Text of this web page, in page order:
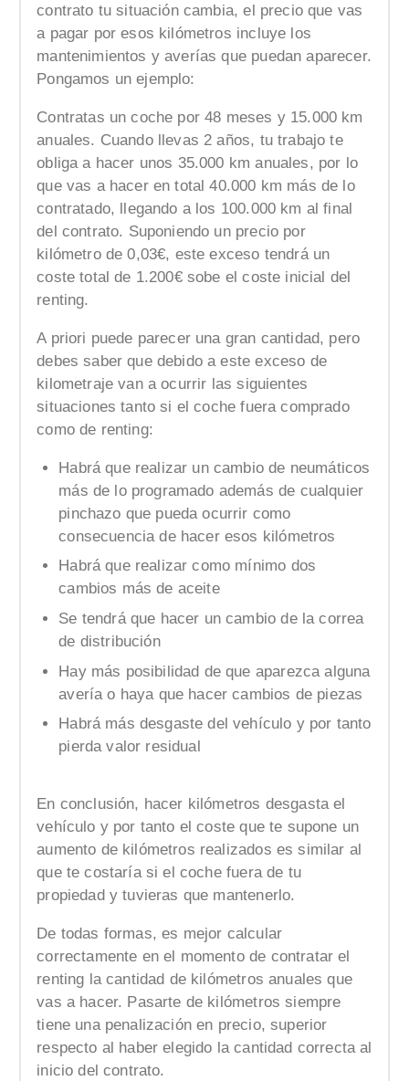
contrato tu situación cambia, el precio que vas
a pagar por esos kilómetros incluye los
mantenimientos y averías que puedan aparecer.
Pongamos un ejemplo:
Contratas un coche por 48 meses y 15.000 km
anuales. Cuando llevas 2 años, tu trabajo te
obliga a hacer unos 35.000 km anuales, por lo
que vas a hacer en total 40.000 km más de lo
contratado, llegando a los 100.000 km al final
del contrato. Suponiendo un precio por
kilómetro de 0,03€, este exceso tendrá un
coste total de 1.200€ sobe el coste inicial del
renting.
A priori puede parecer una gran cantidad, pero
debes saber que debido a este exceso de
kilometraje van a ocurrir las siguientes
situaciones tanto si el coche fuera comprado
como de renting:
Habrá que realizar un cambio de neumáticos
más de lo programado además de cualquier
pinchazo que pueda ocurrir como
consecuencia de hacer esos kilómetros
Habrá que realizar como mínimo dos
cambios más de aceite
Se tendrá que hacer un cambio de la correa
de distribución
Hay más posibilidad de que aparezca alguna
avería o haya que hacer cambios de piezas
Habrá más desgaste del vehículo y por tanto
pierda valor residual
En conclusión, hacer kilómetros desgasta el
vehículo y por tanto el coste que te supone un
aumento de kilómetros realizados es similar al
que te costaría si el coche fuera de tu
propiedad y tuvieras que mantenerlo.
De todas formas, es mejor calcular
correctamente en el momento de contratar el
renting la cantidad de kilómetros anuales que
vas a hacer. Pasarte de kilómetros siempre
tiene una penalización en precio, superior
respecto al haber elegido la cantidad correcta al
inicio del contrato.